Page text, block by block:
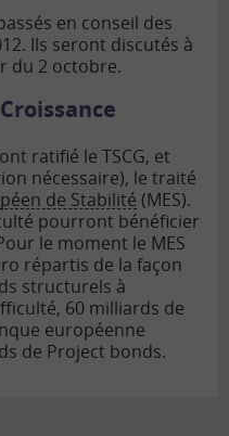
en conseil des
Ils seront discutés à
du 2 octobre.
ratifié le TSCG, et
nécessaire), le traité
de Stabilité (MES).
pourront bénéficier
le moment le MES
répartis de la façon
structurels à
60 milliards de
européenne
de Project bonds.